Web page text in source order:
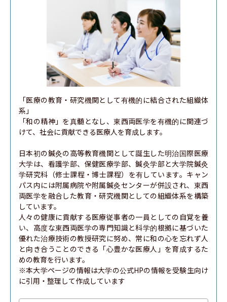
「医療の教育・研究機関として有機的に結合された組織体
系」
「和の精神」を真髄となし、東西両医学を有機的に関連づ
けて、社会に貢献できる医療人を育成します。
日本初の鍼灸の高等教育機関として誕生した明治国際医療
大学は、看護学部、保健医療学部、鍼灸学部と大学院鍼灸
学研究科（修士課程・博士課程）を有しています。キャン
パス内には附属病院や附属鍼灸センターが併設され、東西
両医学を融合した教育・研究機関としての組織体系を構築
しています。
人々の健康に貢献する医療従事者の一員としての自覚を養
い、高度な東西両医学の専門知識と科学的根拠に基づいた
優れた治療技術の教授研究に努め、常に和の心を忘れず人
と向き合うことのできる「心豊かな医療人」を育成するた
めの教育を行います。
※本大学ページの情報は大学の公式HPの情報を受験生向け
に引用・整理して作成しています